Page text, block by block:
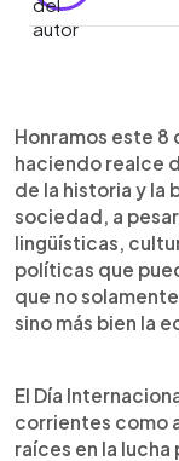
Honramos este 8
haciendo realce
de la historia y la
sociedad, a
lingüísticas,
políticas que
que no
sino más bien la
El Día
corrientes como
raíces en la